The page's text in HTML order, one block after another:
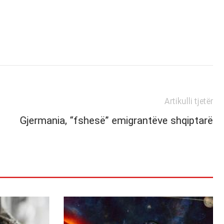
Artikulli tjetër
Gjermania, “fshesë” emigrantëve shqiptarë